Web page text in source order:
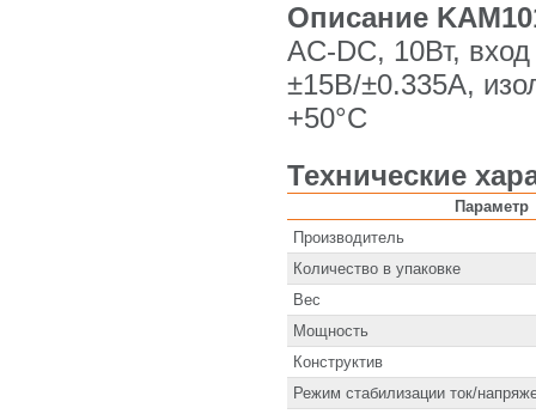
Описание
AC-DC, 10Вт,
±15В/±0.335A,
+50°С
Технические
Параметр
Производитель
Количество в упаковке
Вес
Мощность
Конструктив
Режим стабилизации ток/